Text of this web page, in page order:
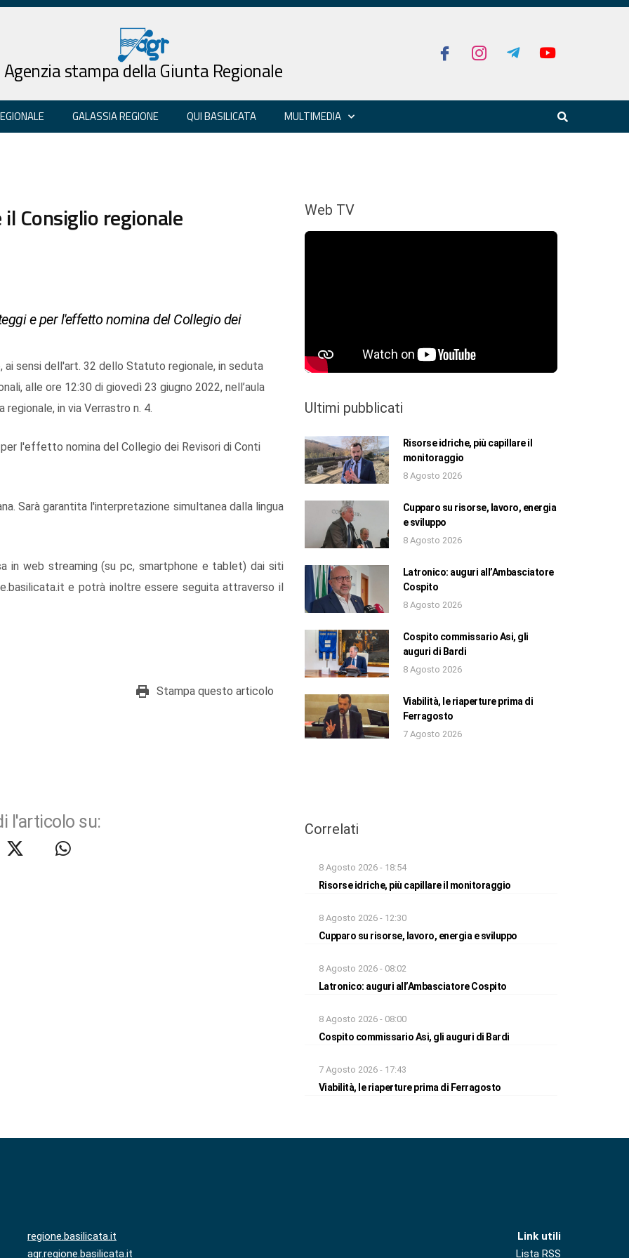
Agenzia stampa della Giunta Regionale
GALASSIA REGIONE QUI BASILICATA MULTIMEDIA
Consiglio regionale
e per l'effetto nomina del Collegio dei
sensi dell'art. 32 dello Statuto regionale, in seduta
alle ore 12:30 di giovedì 23 giugno 2022, nell’aula
in via Verrastro n. 4.
l'effetto nomina del Collegio dei Revisori di Conti
Sarà garantita l'interpretazione simultanea dalla lingua
in web streaming (su pc, smartphone e tablet) dai siti
e potrà inoltre essere seguita attraverso il
Stampa questo articolo
l'articolo su:
Web TV
Ultimi pubblicati
Risorse idriche, più capillare il
monitoraggio
8 Agosto 2026
Cupparo su risorse, lavoro, energia
e sviluppo
8 Agosto 2026
Latronico: auguri all’Ambasciatore
Cospito
8 Agosto 2026
Cospito commissario Asi, gli
auguri di Bardi
8 Agosto 2026
Viabilità, le riaperture prima di
Ferragosto
7 Agosto 2026
Correlati
8 Agosto 2026 - 18:54
Risorse idriche, più capillare il monitoraggio
8 Agosto 2026 - 12:30
Cupparo su risorse, lavoro, energia e sviluppo
8 Agosto 2026 - 08:02
Latronico: auguri all’Ambasciatore Cospito
8 Agosto 2026 - 08:00
Cospito commissario Asi, gli auguri di Bardi
7 Agosto 2026 - 17:43
Viabilità, le riaperture prima di Ferragosto
regione.basilicata.it
agr.regione.basilicata.it
Link utili
Lista RSS